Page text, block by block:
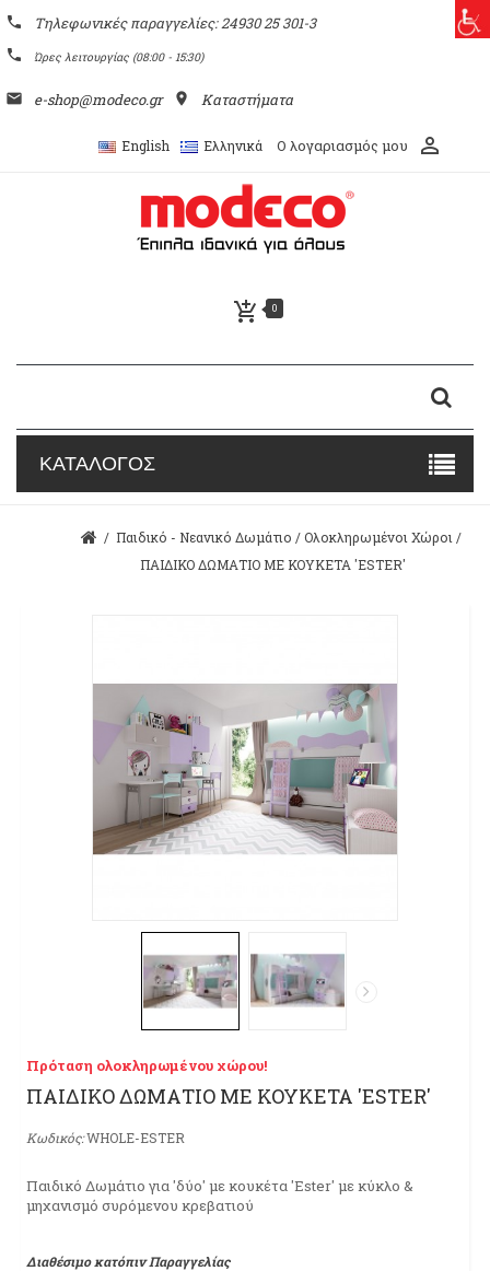
phone Τηλεφωνικές παραγγελίες: 24930 25 301-3
phone Ώρες λειτουργίας (08:00 - 15:30)
email e-shop@modeco.gr place Καταστήματα
English Ελληνικά Ο λογαριασμός μου perm_identity
add_shopping_cart 0
ΚΑΤΑΛΟΓΟΣ
/ Παιδικό - Νεανικό Δωμάτιο / Ολοκληρωμένοι Χώροι /
ΠΑΙΔΙΚΟ ΔΩΜΑΤΙΟ ΜΕ ΚΟΥΚΕΤΑ 'ESTER'
Πρόταση ολοκληρωμένου χώρου!
ΠΑΙΔΙΚΟ ΔΩΜΑΤΙΟ ΜΕ ΚΟΥΚΕΤΑ 'ESTER'
Κωδικός:WHOLE-ESTER
Παιδικό Δωμάτιο για 'δύο' με κουκέτα 'Ester' με κύκλο &
μηχανισμό συρόμενου κρεβατιού
Διαθέσιμο κατόπιν Παραγγελίας